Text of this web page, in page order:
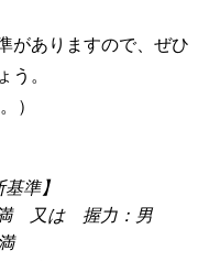
がありますので、ぜひ
。
）
準】
満 又は 握力：男